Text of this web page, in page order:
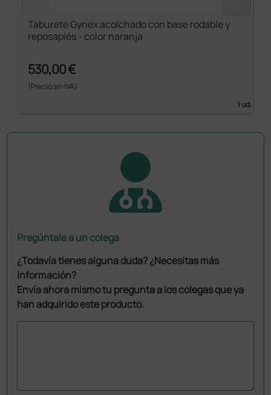
Taburete Gynex acolchado con base rodable y
reposapiés - color naranja
530,00 €
(Precio sin IVA)
1 ud.
Pregúntale a un colega
¿Todavía tienes alguna duda? ¿Necesitas más
información?
Envía ahora mismo tu pregunta a los colegas que ya
han adquirido este producto.